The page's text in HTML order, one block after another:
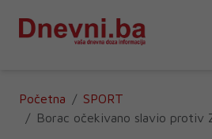
Početna
SPORT
Borac očekivano slavio protiv